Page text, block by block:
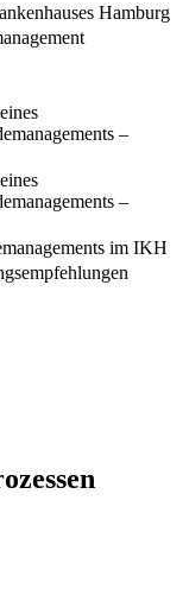
Hamburg
–
–
im IKH